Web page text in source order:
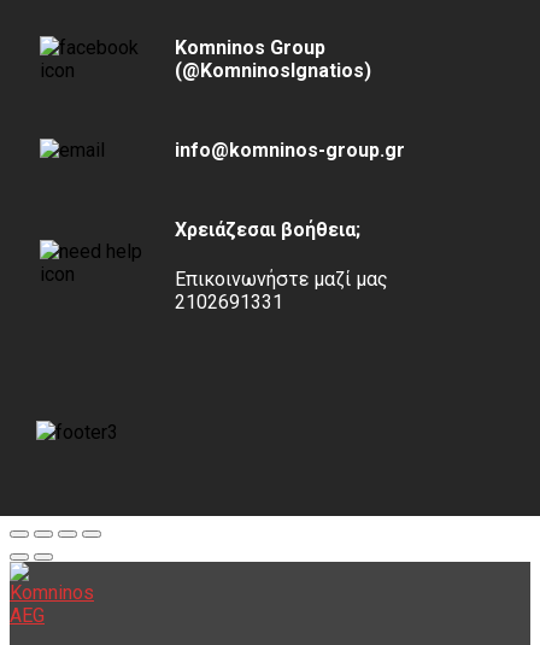
Komninos Group
(@KomninosIgnatios)
info@komninos-group.gr
Χρειάζεσαι βοήθεια;
Επικοινωνήστε μαζί μας
2102691331